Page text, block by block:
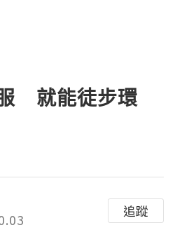
服 就能徒步環
追蹤